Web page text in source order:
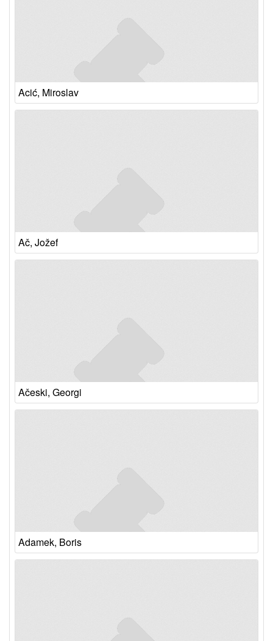
Acić, Miroslav
Ač, Jožef
Ačeski, Georgi
Adamek, Boris